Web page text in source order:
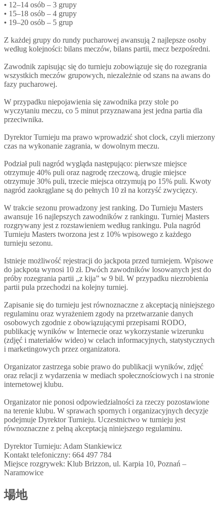
• 12–14 osób – 3 grupy
• 15–18 osób – 4 grupy
• 19–20 osób – 5 grup
Z każdej grupy do rundy pucharowej awansują 2 najlepsze osoby
według kolejności: bilans meczów, bilans partii, mecz bezpośredni.
Zawodnik zapisując się do turnieju zobowiązuje się do rozegrania
wszystkich meczów grupowych, niezależnie od szans na awans do
fazy pucharowej.
W przypadku niepojawienia się zawodnika przy stole po
wyczytaniu meczu, co 5 minut przyznawana jest jedna partia dla
przeciwnika.
Dyrektor Turnieju ma prawo wprowadzić shot clock, czyli mierzony
czas na wykonanie zagrania, w dowolnym meczu.
Podział puli nagród wygląda następująco: pierwsze miejsce
otrzymuje 40% puli oraz nagrodę rzeczową, drugie miejsce
otrzymuje 30% puli, trzecie miejsca otrzymują po 15% puli. Kwoty
nagród zaokrąglane są do pełnych 10 zł na korzyść zwycięzcy.
W trakcie sezonu prowadzony jest ranking. Do Turnieju Masters
awansuje 16 najlepszych zawodników z rankingu. Turniej Masters
rozgrywany jest z rozstawieniem według rankingu. Pula nagród
Turnieju Masters tworzona jest z 10% wpisowego z każdego
turnieju sezonu.
Istnieje możliwość rejestracji do jackpota przed turniejem. Wpisowe
do jackpota wynosi 10 zł. Dwóch zawodników losowanych jest do
próby rozegrania partii „z kija” w 9 bil. W przypadku niezrobienia
partii pula przechodzi na kolejny turniej.
Zapisanie się do turnieju jest równoznaczne z akceptacją niniejszego
regulaminu oraz wyrażeniem zgody na przetwarzanie danych
osobowych zgodnie z obowiązującymi przepisami RODO,
publikację wyników w Internecie oraz wykorzystanie wizerunku
(zdjęć i materiałów wideo) w celach informacyjnych, statystycznych
i marketingowych przez organizatora.
Organizator zastrzega sobie prawo do publikacji wyników, zdjęć
oraz relacji z wydarzenia w mediach społecznościowych i na stronie
internetowej klubu.
Organizator nie ponosi odpowiedzialności za rzeczy pozostawione
na terenie klubu. W sprawach spornych i organizacyjnych decyzje
podejmuje Dyrektor Turnieju. Uczestnictwo w turnieju jest
równoznaczne z pełną akceptacją niniejszego regulaminu.
Dyrektor Turnieju: Adam Stankiewicz
Kontakt telefoniczny: 664 497 784
Miejsce rozgrywek: Klub Brizzon, ul. Karpia 10, Poznań –
Naramowice
場地